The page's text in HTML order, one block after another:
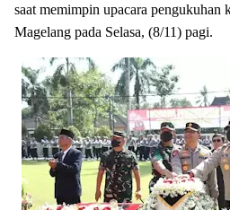
saat memimpin upacara pengukuhan
Magelang pada Selasa, (8/11) pagi.